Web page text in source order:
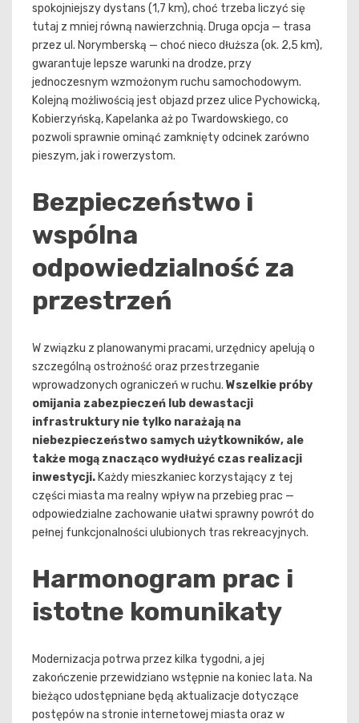
spokojniejszy dystans (1,7 km), choć trzeba liczyć się
tutaj z mniej równą nawierzchnią. Druga opcja — trasa
przez ul. Norymberską — choć nieco dłuższa (ok. 2,5 km),
gwarantuje lepsze warunki na drodze, przy
jednoczesnym wzmożonym ruchu samochodowym.
Kolejną możliwością jest objazd przez ulice Pychowicką,
Kobierzyńską, Kapelanka aż po Twardowskiego, co
pozwoli sprawnie ominąć zamknięty odcinek zarówno
pieszym, jak i rowerzystom.
Bezpieczeństwo i
wspólna
odpowiedzialność za
przestrzeń
W związku z planowanymi pracami, urzędnicy apelują o
szczególną ostrożność oraz przestrzeganie
wprowadzonych ograniczeń w ruchu. Wszelkie próby
omijania zabezpieczeń lub dewastacji
infrastruktury nie tylko narażają na
niebezpieczeństwo samych użytkowników, ale
także mogą znacząco wydłużyć czas realizacji
inwestycji. Każdy mieszkaniec korzystający z tej
części miasta ma realny wpływ na przebieg prac —
odpowiedzialne zachowanie ułatwi sprawny powrót do
pełnej funkcjonalności ulubionych tras rekreacyjnych.
Harmonogram prac i
istotne komunikaty
Modernizacja potrwa przez kilka tygodni, a jej
zakończenie przewidziano wstępnie na koniec lata. Na
bieżąco udostępniane będą aktualizacje dotyczące
postępów na stronie internetowej miasta oraz w